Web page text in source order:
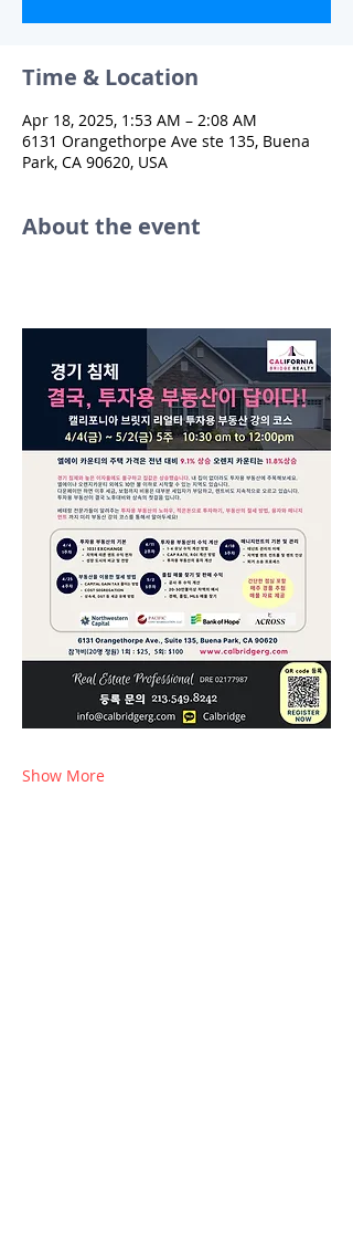
Time & Location
Apr 18, 2025, 1:53 AM – 2:08 AM
6131 Orangethorpe Ave ste 135, Buena
Park, CA 90620, USA
About the event
Show More